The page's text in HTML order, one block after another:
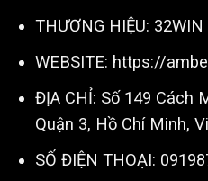
THƯƠNG HIỆU: 32WIN
WEBSITE: https://
ĐỊA CHỈ: Số 149 Cách
Quận 3, Hồ Chí Minh,
SỐ ĐIỆN THOẠI: